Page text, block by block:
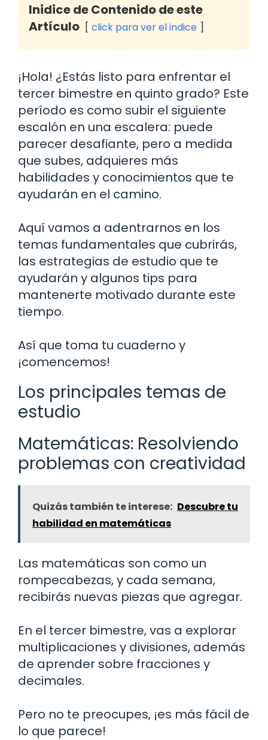
Inidice de Contenido de este
Artículo
click para ver el indice
¡Hola! ¿Estás listo para enfrentar el
tercer bimestre en quinto grado? Este
período es como subir el siguiente
escalón en una escalera: puede
parecer desafiante, pero a medida
que subes, adquieres más
habilidades y conocimientos que te
ayudarán en el camino.
Aquí vamos a adentrarnos en los
temas fundamentales que cubrirás,
las estrategias de estudio que te
ayudarán y algunos tips para
mantenerte motivado durante este
tiempo.
Así que toma tu cuaderno y
¡comencemos!
Los principales temas de
estudio
Matemáticas: Resolviendo
problemas con creatividad
Quizás también te interese: Descubre tu
habilidad en matemáticas
Las matemáticas son como un
rompecabezas, y cada semana,
recibirás nuevas piezas que agregar.
En el tercer bimestre, vas a explorar
multiplicaciones y divisiones, además
de aprender sobre fracciones y
decimales.
Pero no te preocupes, ¡es más fácil de
lo que parece!